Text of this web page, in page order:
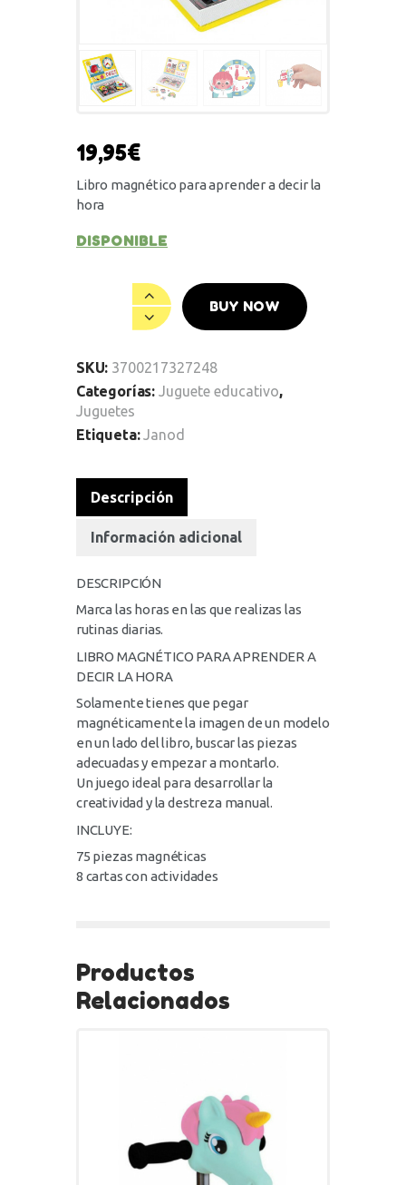
19,95€
Libro magnético para aprender a decir la
hora
DISPONIBLE
BUY NOW
SKU: 3700217327248
Categorías: Juguete educativo,
Juguetes
Etiqueta:Janod
Descripción
Información adicional
DESCRIPCIÓN
Marca las horas en las que realizas las
rutinas diarias.
LIBRO MAGNÉTICO PARA APRENDER A
DECIR LA HORA
Solamente tienes que pegar
magnéticamente la imagen de un modelo
en un lado del libro, buscar las piezas
adecuadas y empezar a montarlo.
Un juego ideal para desarrollar la
creatividad y la destreza manual.
INCLUYE:
75 piezas magnéticas
8 cartas con actividades
Productos
Relacionados